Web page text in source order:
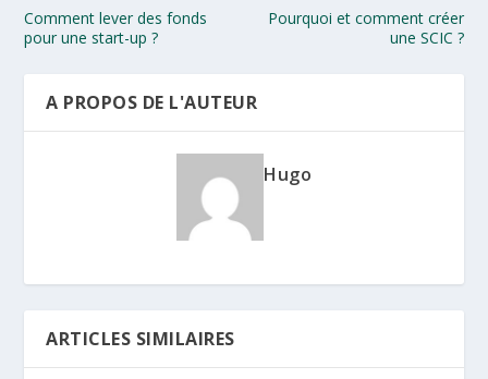
Comment lever des fonds
pour une start-up ?
Pourquoi et comment créer
une SCIC ?
A PROPOS DE L'AUTEUR
Hugo
ARTICLES SIMILAIRES